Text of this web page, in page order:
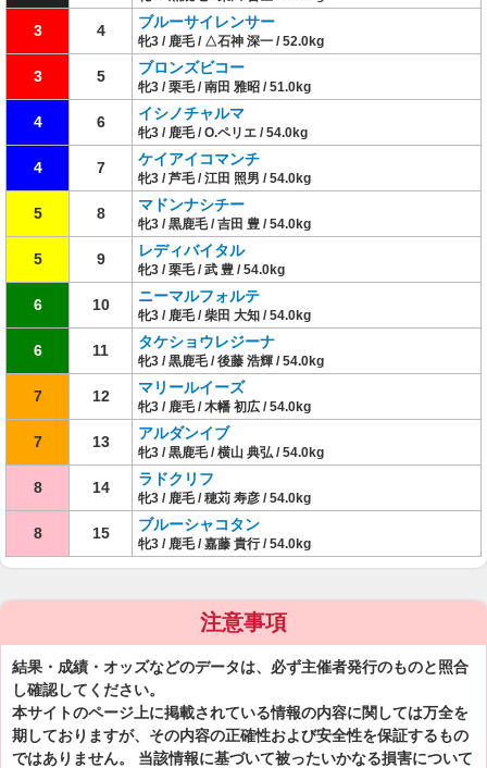
3 4 ブルーサイレンサー
牝3 / 鹿毛 / △石神 深一 / 52.0kg
3 5 ブロンズビコー
牝3 / 栗毛 / 南田 雅昭 / 51.0kg
4 6 イシノチャルマ
牝3 / 鹿毛 / O.ペリエ / 54.0kg
4 7 ケイアイコマンチ
牝3 / 芦毛 / 江田 照男 / 54.0kg
5 8 マドンナシチー
牝3 / 黒鹿毛 / 吉田 豊 / 54.0kg
5 9 レディバイタル
牝3 / 栗毛 / 武 豊 / 54.0kg
6 10 ニーマルフォルテ
牝3 / 鹿毛 / 柴田 大知 / 54.0kg
6 11 タケショウレジーナ
牝3 / 黒鹿毛 / 後藤 浩輝 / 54.0kg
7 12 マリールイーズ
牝3 / 鹿毛 / 木幡 初広 / 54.0kg
7 13 アルダンイブ
牝3 / 黒鹿毛 / 横山 典弘 / 54.0kg
8 14 ラドクリフ
牝3 / 鹿毛 / 穂苅 寿彦 / 54.0kg
8 15 ブルーシャコタン
牝3 / 鹿毛 / 嘉藤 貴行 / 54.0kg
注意事項
結果・成績・オッズなどのデータは、必ず主催者発行のものと照合
し確認してください。
本サイトのページ上に掲載されている情報の内容に関しては万全を
期しておりますが、その内容の正確性および安全性を保証するもの
ではありません。 当該情報に基づいて被ったいかなる損害について